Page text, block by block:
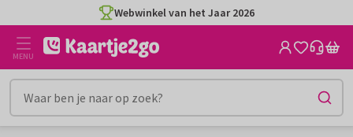
naar
inhoud
Webwinkel van het Jaar 2026
MENU